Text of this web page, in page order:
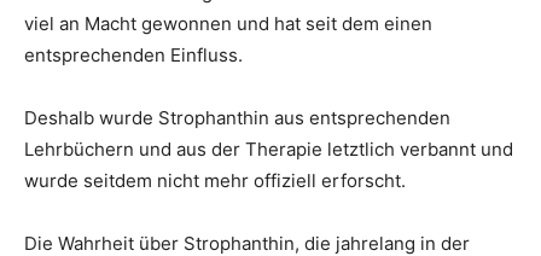
viel an Macht gewonnen und hat seit dem einen
entsprechenden Einfluss.
Deshalb wurde Strophanthin aus entsprechenden
Lehrbüchern und aus der Therapie letztlich verbannt und
wurde seitdem nicht mehr offiziell erforscht.
Die Wahrheit über Strophanthin, die jahrelang in der